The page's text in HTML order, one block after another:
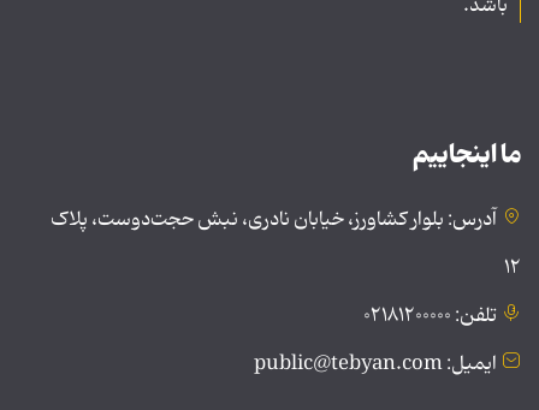
ما اینجاییم
آدرس: بلوار کشاورز، خیابان نادری، نبش حجت‌دوست، پلاک
۱۲
تلفن: ۰۲۱۸۱۲۰۰۰۰۰
ایمیل: public@tebyan.com